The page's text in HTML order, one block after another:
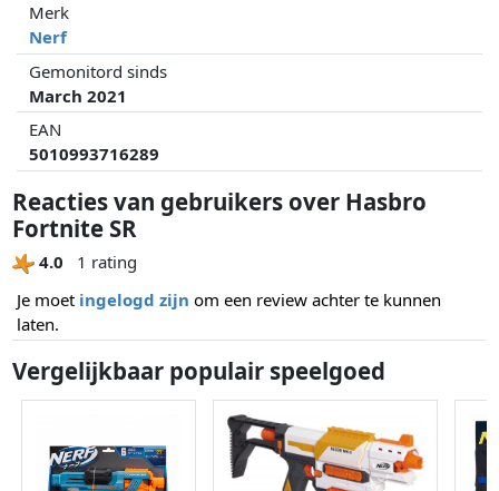
Merk
Nerf
Gemonitord sinds
March 2021
EAN
5010993716289
Reacties van gebruikers over Hasbro
Fortnite SR
4.0
1 rating
Je moet ingelogd zijn om een review achter te kunnen
laten.
Vergelijkbaar populair speelgoed